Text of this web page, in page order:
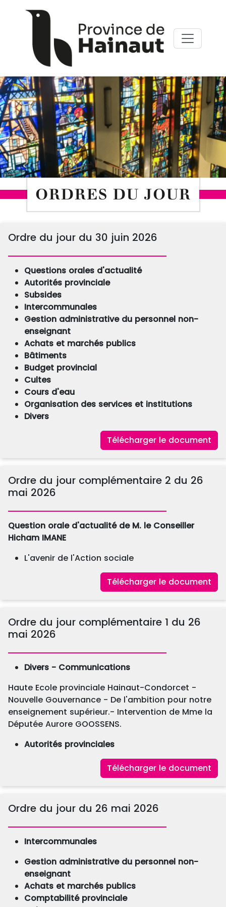
Panneau de gestion des cookies
ORDRES DU JOUR
Ordre du jour du 30 juin 2026
Questions orales d'actualité
Autorités provinciale
Subsides
Intercommunales
Gestion administrative du personnel non-
enseignant
Achats et marchés publics
Bâtiments
Budget provincial
Cultes
Cours d'eau
Organisation des services et institutions
Divers
Télécharger le document
Ordre du jour complémentaire 2 du 26
mai 2026
Question orale d'actualité de M. le Conseiller
Hicham IMANE
L'avenir de l'Action sociale
Télécharger le document
Ordre du jour complémentaire 1 du 26
mai 2026
Divers - Communications
Haute Ecole provinciale Hainaut-Condorcet -
Nouvelle Gouvernance - De l'ambition pour notre
enseignement supérieur.- Intervention de Mme la
Députée Aurore GOOSSENS.
Autorités provinciales
Télécharger le document
Ordre du jour du 26 mai 2026
Intercommunales
Gestion administrative du personnel non-
enseignant
Achats et marchés publics
Comptabilité provinciale